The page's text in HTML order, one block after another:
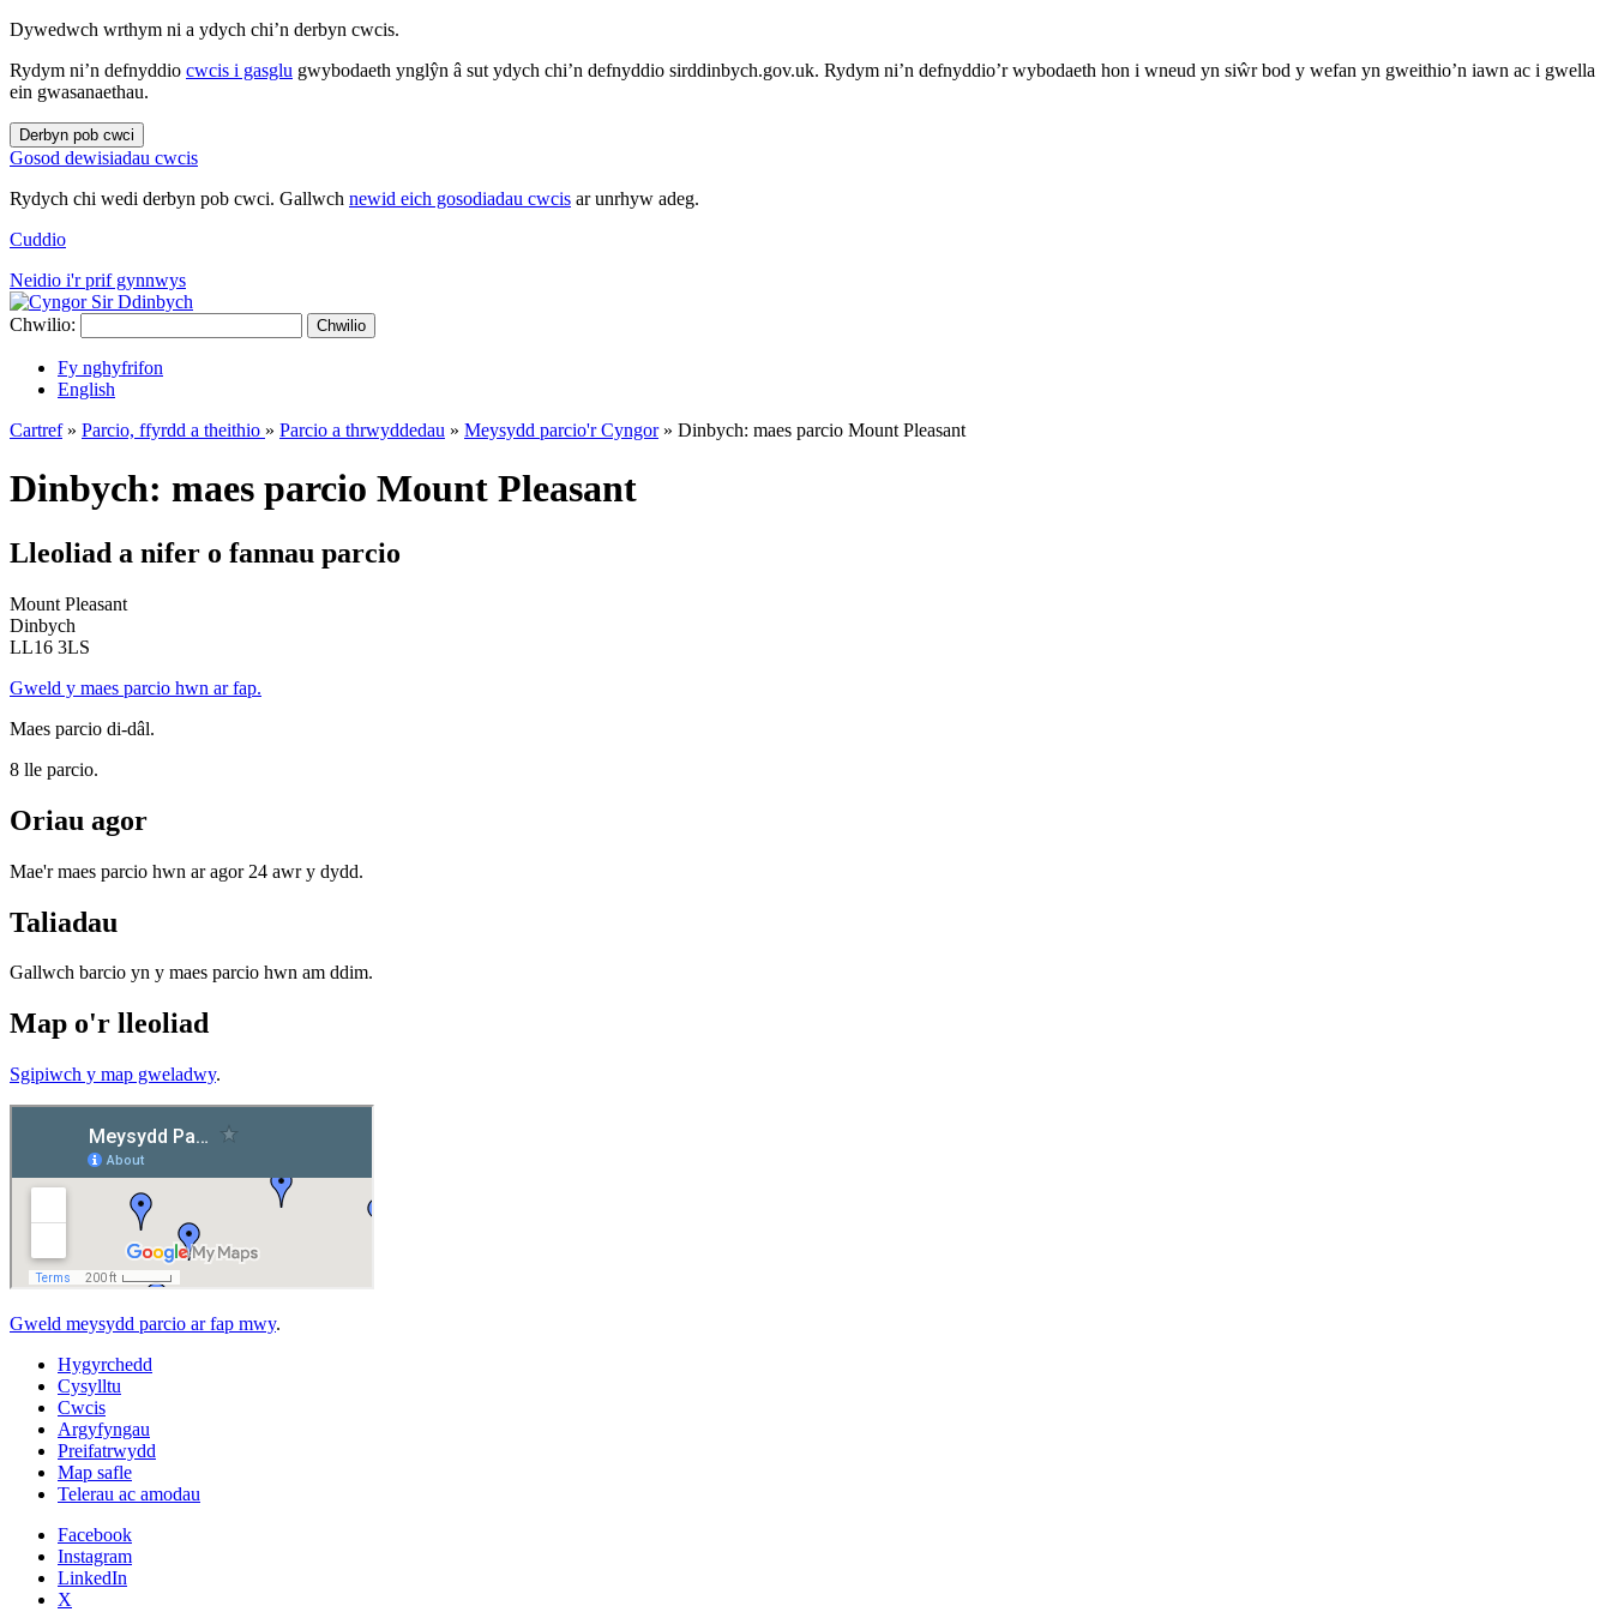
Dywedwch wrthym ni a ydych chi’n derbyn cwcis.
Rydym ni’n defnyddio cwcis i gasglu gwybodaeth ynglŷn â sut ydych chi’n defnyddio sirddinbych.gov.uk. Rydym ni’n defnyddio’r wybodaeth hon i wneud yn siŵr bod y wefan yn gweithio’n iawn ac i gwella
ein gwasanaethau.
Derbyn pob cwci
Gosod dewisiadau cwcis
Rydych chi wedi derbyn pob cwci. Gallwch newid eich gosodiadau cwcis ar unrhyw adeg.
Cuddio
Neidio i'r prif gynnwys
Chwilio: Chwilio
Fy nghyfrifon
English
Cartref» Parcio, ffyrdd a theithio » Parcio a thrwyddedau » Meysydd parcio'r Cyngor» Dinbych: maes parcio Mount Pleasant
Dinbych: maes parcio Mount Pleasant
Lleoliad a nifer o fannau parcio
Mount Pleasant
Dinbych
LL16 3LS
Gweld y maes parcio hwn ar fap.
Maes parcio di-dâl.
8 lle parcio.
Oriau agor
Mae'r maes parcio hwn ar agor 24 awr y dydd.
Taliadau
Gallwch barcio yn y maes parcio hwn am ddim.
Map o'r lleoliad
Sgipiwch y map gweladwy.
Gweld meysydd parcio ar fap mwy.
Hygyrchedd
Cysylltu
Cwcis
Argyfyngau
Preifatrwydd
Map safle
Telerau ac amodau
Facebook
Instagram
LinkedIn
X